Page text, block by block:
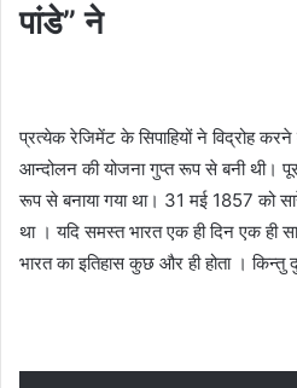
पांडे” ने
प्रत्येक रेजिमेंट के सिपाहियों ने विद्रोह
आन्दोलन की योजना गुप्त रूप से बनी थी।
रूप से बनाया गया था। 31 मई 1857 को
था । यदि समस्त भारत एक ही दिन एक ही
भारत का इतिहास कुछ और ही होता । किन्तु